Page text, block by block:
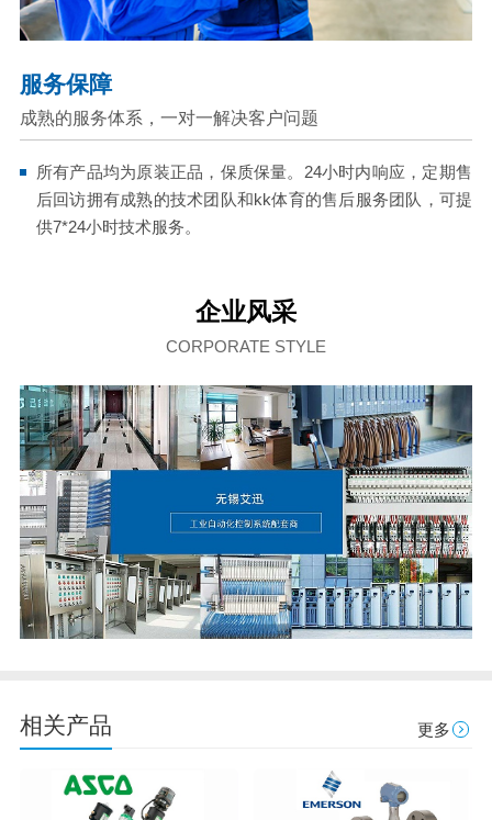
服务保障
成熟的服务体系，一对一解决客户问题
所有产品均为原装正品，保质保量。24小时内响应，定期售
后回访拥有成熟的技术团队和kk体育的售后服务团队，可提
供7*24小时技术服务。
企业风采
CORPORATE STYLE
相关产品 更多